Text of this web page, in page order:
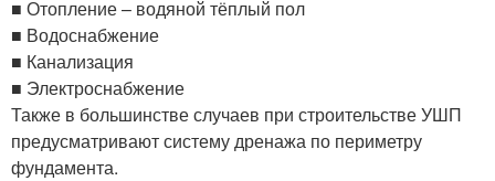
■ Отопление – водяной тёплый пол
■ Водоснабжение
■ Канализация
■ Электроснабжение
Также в большинстве случаев при строительстве УШП
предусматривают систему дренажа по периметру
фундамента.